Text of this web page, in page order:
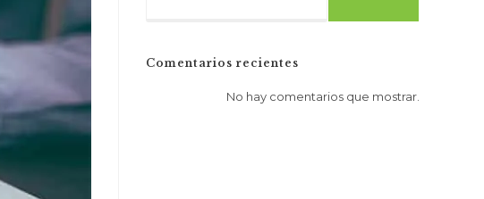
Comentarios recientes
No hay comentarios que mostrar.